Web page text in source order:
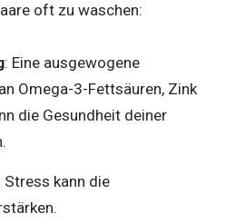
oft zu waschen:
: Eine ausgewogene
Omega-3-Fettsäuren, Zink
die Gesundheit deiner
Stress kann die